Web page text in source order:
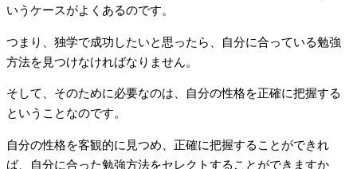
いうケースがよくあるのです。
つまり、独学で成功したいと思ったら、自分に合っている勉強
方法を見つけなければなりません。
そして、そのために必要なのは、自分の性格を正確に把握する
ということなのです。
自分の性格を客観的に見つめ、正確に把握することができれ
ば、自分に合った勉強方法をセレクトすることができますか